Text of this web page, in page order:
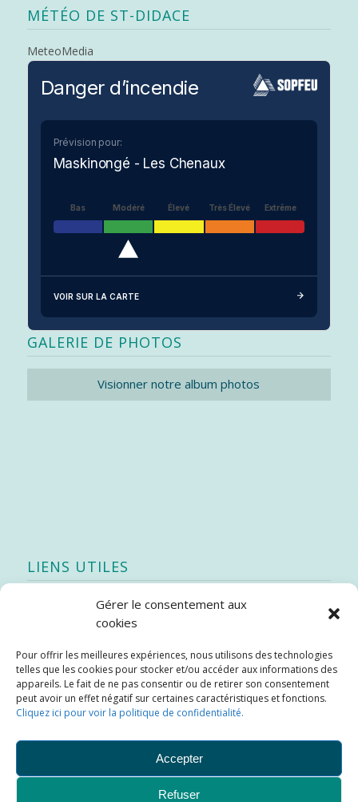
Gérer le consentement aux
cookies
Pour offrir les meilleures expériences, nous utilisons des technologies
telles que les cookies pour stocker et/ou accéder aux informations des
appareils. Le fait de ne pas consentir ou de retirer son consentement
peut avoir un effet négatif sur certaines caractéristiques et fonctions.
Cliquez ici pour voir la politique de confidentialité.
Accepter
Refuser
MÉTÉO DE ST-DIDACE
MeteoMedia
Danger d’incendie
Prévision pour:
Maskinongé - Les Chenaux
Bas Modéré Élevé Très Élevé Extrême
VOIR SUR LA CARTE
GALERIE DE PHOTOS
Visionner notre album photos
LIENS UTILES
Quoi de neuf
Stratégie québécoise d’économie d’eau potable
Bibliothèque
Météo locale